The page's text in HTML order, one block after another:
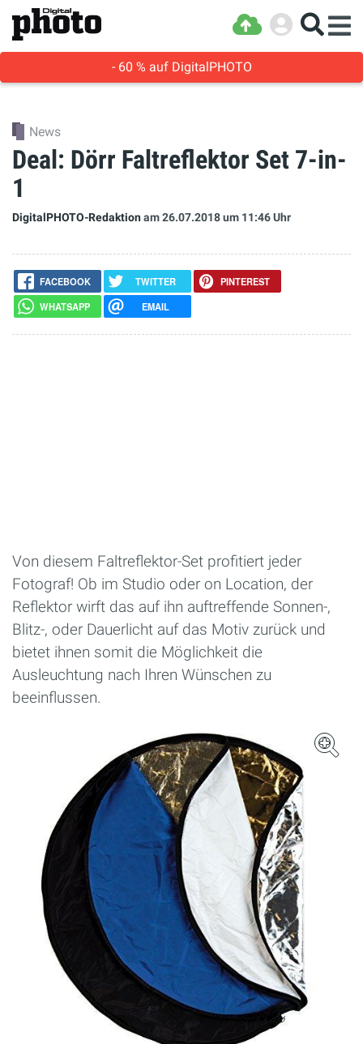
- 60 % auf DigitalPHOTO
News
Deal: Dörr Faltreflektor Set 7-in-
1
DigitalPHOTO-Redaktionam 26.07.2018um 11:46 Uhr
FACEBOOK TWITTER
PINTEREST
WHATSAPP
EMAIL
Von diesem Faltreflektor-Set profitiert jeder
Fotograf! Ob im Studio oder on Location, der
Reflektor wirft das auf ihn auftreffende Sonnen-,
Blitz-, oder Dauerlicht auf das Motiv zurück und
bietet ihnen somit die Möglichkeit die
Ausleuchtung nach Ihren Wünschen zu
beeinflussen.